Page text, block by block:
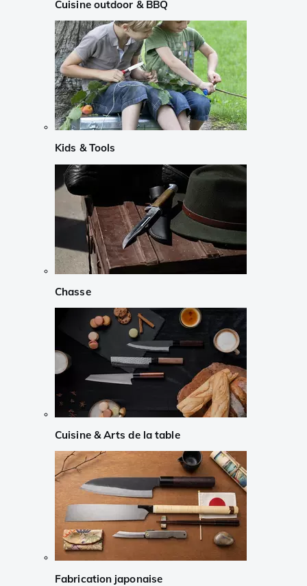
Cuisine outdoor & BBQ
Kids & Tools
Chasse
Cuisine & Arts de la table
Fabrication japonaise